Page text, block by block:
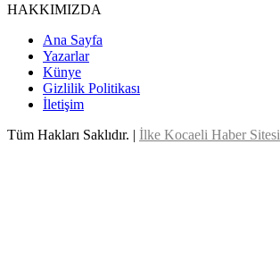
HAKKIMIZDA
Ana Sayfa
Yazarlar
Künye
Gizlilik Politikası
İletişim
Tüm Hakları Saklıdır. | İlke Kocaeli Haber Sitesi